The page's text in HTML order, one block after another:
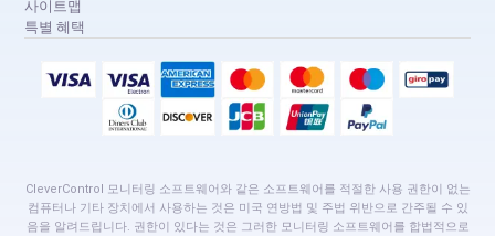
사이트맵
특별 혜택
CleverControl 모니터링 소프트웨어와 같은 소프트웨어를 적절한 사용 권한이 없는
컴퓨터나 기타 장치에서 사용하는 것은 미국 연방법 및 주법 위반으로 간주될 수 있
음을 알려드립니다. 권한이 있다는 것은 그러한 모니터링 소프트웨어를 합법적으로